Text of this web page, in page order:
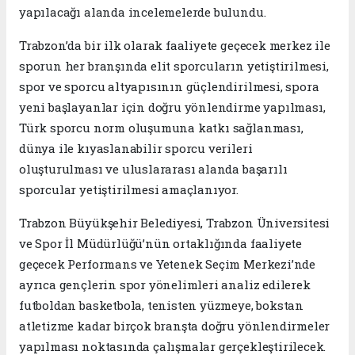
yapılacağı alanda incelemelerde bulundu.
Trabzon’da bir ilk olarak faaliyete geçecek merkez ile
sporun her branşında elit sporcuların yetiştirilmesi,
spor ve sporcu altyapısının güçlendirilmesi, spora
yeni başlayanlar için doğru yönlendirme yapılması,
Türk sporcu norm oluşumuna katkı sağlanması,
dünya ile kıyaslanabilir sporcu verileri
oluşturulması ve uluslararası alanda başarılı
sporcular yetiştirilmesi amaçlanıyor.
Trabzon Büyükşehir Belediyesi, Trabzon Üniversitesi
ve Spor İl Müdürlüğü’nün ortaklığında faaliyete
geçecek Performans ve Yetenek Seçim Merkezi’nde
ayrıca gençlerin spor yönelimleri analiz edilerek
futboldan basketbola, tenisten yüzmeye, bokstan
atletizme kadar birçok branşta doğru yönlendirmeler
yapılması noktasında çalışmalar gerçekleştirilecek.